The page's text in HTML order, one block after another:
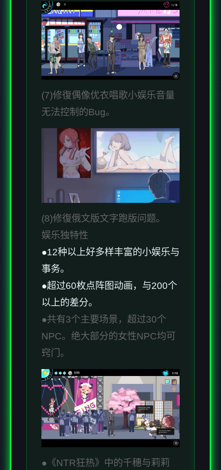
(7)修復偶像优衣唱歌小娱乐音量
无法控制的Bug。
(8)修復俄文版文字跑版问题。
娱乐独特性
●12种以上好多样丰富的小娱乐与
事务。
●超过60枚点阵图动画，与200个
以上的差分。
●共有3个主要场景，超过30个
NPC。绝大部分的女性NPC均可
窍门。
●《NTR狂热》中的千穗与莉莉